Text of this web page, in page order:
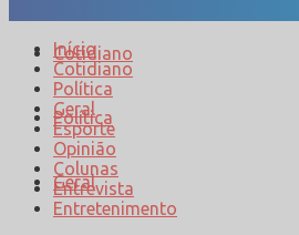
Cotidiano
Política
Geral
Início
Cotidiano
Política
Geral
Esporte
Opinião
Colunas
Entrevista
Entretenimento